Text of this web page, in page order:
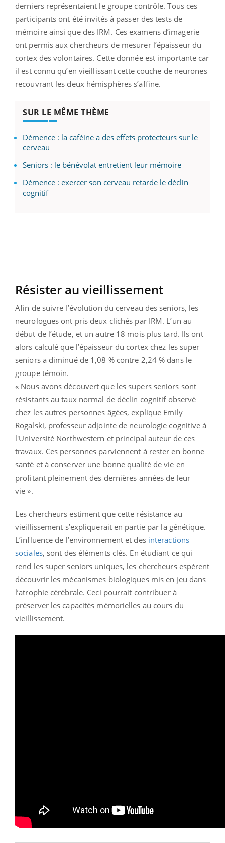
derniers représentaient le groupe contrôle. Tous ces
participants ont été invités à passer des tests de
mémoire ainsi que des IRM. Ces examens d’imagerie
ont permis aux chercheurs de mesurer l’épaisseur du
cortex des volontaires. Cette donnée est importante car
il est connu qu’en vieillissant cette couche de neurones
recouvrant les deux hémisphères s’affine.
SUR LE MÊME THÈME
Démence : la caféine a des effets protecteurs sur le
cerveau
Seniors : le bénévolat entretient leur mémoire
Démence : exercer son cerveau retarde le déclin
cognitif
Résister au vieillissement
Afin de suivre l’évolution du cerveau des seniors, les
neurologues ont pris deux clichés par IRM. L’un au
début de l’étude, et un autre 18 mois plus tard. Ils ont
alors calculé que l’épaisseur du cortex chez les super
seniors a diminué de 1,08 % contre 2,24 % dans le
groupe témoin.
« Nous avons découvert que les supers seniors sont
résistants au taux normal de déclin cognitif observé
chez les autres personnes âgées, explique Emily
Rogalski, professeur adjointe de neurologie cognitive à
l'Université Northwestern et principal auteur de ces
travaux. Ces personnes parviennent à rester en bonne
santé et à conserver une bonne qualité de vie en
profitant pleinement des dernières années de leur
vie ».
Les chercheurs estiment que cette résistance au
vieillissement s’expliquerait en partie par la génétique.
L’influence de l’environnement et des interactions
sociales, sont des éléments clés. En étudiant ce qui
rend les super seniors uniques, les chercheurs espèrent
découvrir les mécanismes biologiques mis en jeu dans
l’atrophie cérébrale. Ceci pourrait contribuer à
préserver les capacités mémorielles au cours du
vieillissement.